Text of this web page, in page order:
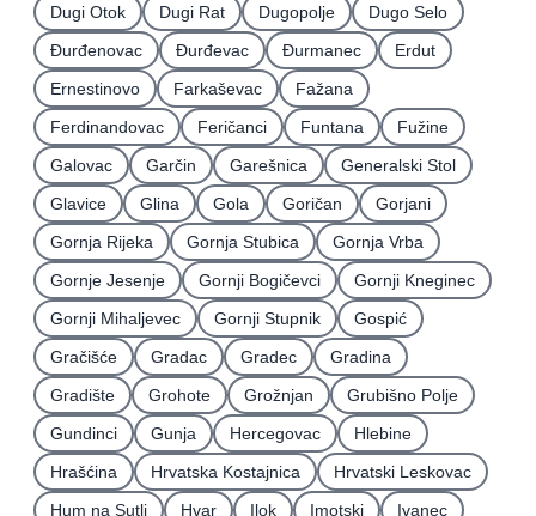
Dugi Otok
Dugi Rat Dugopolje
Dugo Selo
Ðurđenovac
Ðurđevac Ðurmanec
Erdut
Ernestinovo
Farkaševac
Fažana
Ferdinandovac
Feričanci Funtana
Fužine
Galovac
Garčin Garešnica
Generalski Stol
Glavice
Glina Gola Goričan
Gorjani
Gornja Rijeka
Gornja Stubica
Gornja Vrba
Gornje Jesenje
Gornji Bogičevci
Gornji Kneginec
Gornji Mihaljevec
Gornji Stupnik
Gospić
Gračišće
Gradac Gradec
Gradina
Gradište
Grohote Grožnjan
Grubišno Polje
Gundinci
Gunja Hercegovac
Hlebine
Hrašćina
Hrvatska Kostajnica
Hrvatski Leskovac
Hum na Sutli
Hvar Ilok Imotski Ivanec